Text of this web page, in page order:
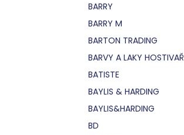
BARRY
BARRY M
BARTON TRADING
BARVY A LAKY HOSTIVAŘ
BATISTE
BAYLIS & HARDING
BAYLIS&HARDING
BD